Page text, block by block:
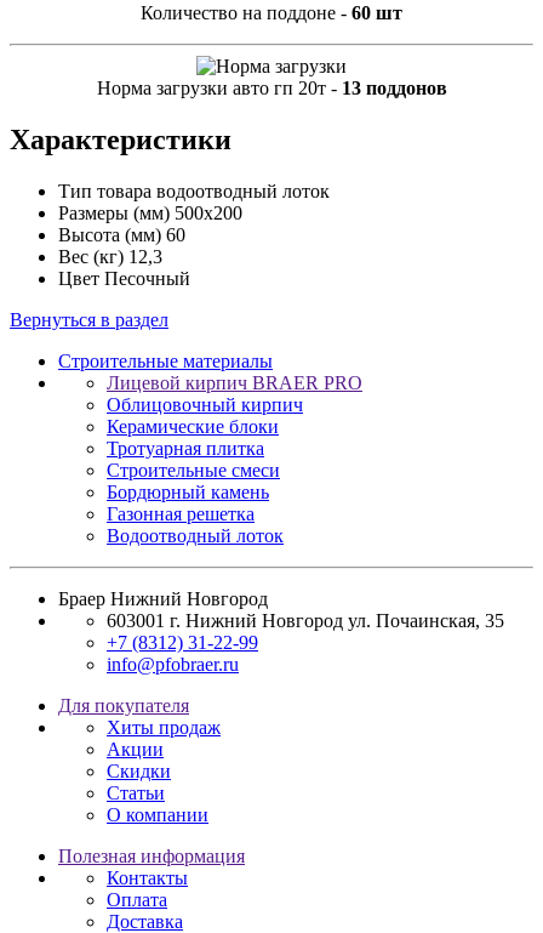
Количество на поддоне - 60 шт
Норма загрузки авто гп 20т - 13 поддонов
Характеристики
Тип товара водоотводный лоток
Размеры (мм) 500x200
Высота (мм) 60
Вес (кг) 12,3
Цвет Песочный
Вернуться в раздел
Строительные материалы
Лицевой кирпич BRAER PRO
Облицовочный кирпич
Керамические блоки
Тротуарная плитка
Строительные смеси
Бордюрный камень
Газонная решетка
Водоотводный лоток
Браер Нижний Новгород
603001 г. Нижний Новгород ул. Почаинская, 35
+7 (8312) 31-22-99
info@pfobraer.ru
Для покупателя
Хиты продаж
Акции
Скидки
Статьи
О компании
Полезная информация
Контакты
Оплата
Доставка